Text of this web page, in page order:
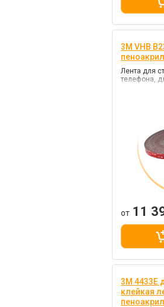
3M VHB
пеноакрил
Лента для
телефона,
от 11
3M 4433E
клейкая
пеноакрил